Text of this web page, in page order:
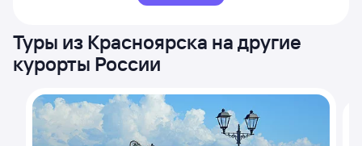
Туры из Красноярска на другие
курорты России